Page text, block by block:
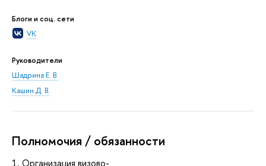
Блоги и соц. сети
VK
Руководители
Шадрина Е. В.
Кашин Д. В.
Полномочия / обязанности
1. Организация визово-